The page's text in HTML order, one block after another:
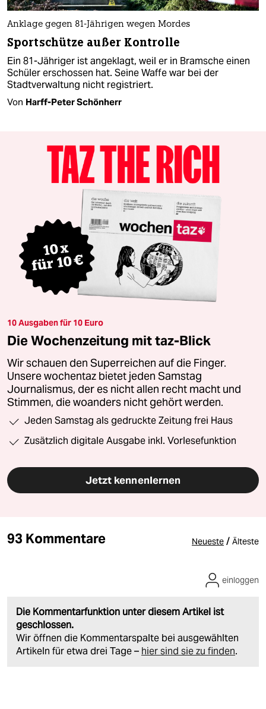
Anklage gegen 81-Jährigen wegen Mordes
Sportschütze außer Kontrolle
Ein 81-Jähriger ist angeklagt, weil er in Bramsche einen
Schüler erschossen hat. Seine Waffe war bei der
Stadtverwaltung nicht registriert.
Von Harff-Peter Schönherr
10 Ausgaben für 10 Euro
Die Wochenzeitung mit taz-Blick
Wir schauen den Superreichen auf die Finger.
Unsere wochentaz bietet jeden Samstag
Journalismus, der es nicht allen recht macht und
Stimmen, die woanders nicht gehört werden.
Jeden Samstag als gedruckte Zeitung frei Haus
Zusätzlich digitale Ausgabe inkl. Vorlesefunktion
Jetzt kennenlernen
93 Kommentare Neueste / Älteste
Die Kommentarfunktion unter diesem Artikel ist
geschlossen.
Wir öffnen die Kommentarspalte bei ausgewählten
Artikeln für etwa drei Tage – hier sind sie zu finden.
einloggen